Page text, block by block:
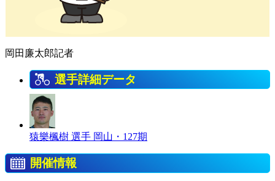
岡田廉太郎記者
選手詳細データ
猿樂楓樹 選手 岡山・127期
開催情報